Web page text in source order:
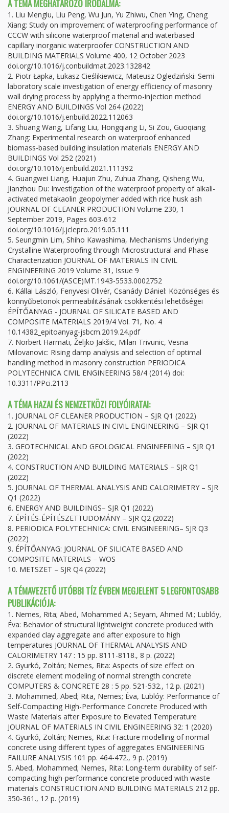
A TÉMA MEGHATÁROZÓ IRODALMA:
1. Liu Menglu, Liu Peng, Wu Jun, Yu Zhiwu, Chen Ying, Cheng
Xiang: Study on improvement of waterproofing performance of
CCCW with silicone waterproof material and waterbased
capillary inorganic waterproofer CONSTRUCTION AND
BUILDING MATERIALS Volume 400, 12 October 2023
doi.org/10.1016/j.conbuildmat.2023.132842
2. Piotr Łapka, Łukasz Cieślikiewicz, Mateusz Ogledziński: Semi-
laboratory scale investigation of energy efficiency of masonry
wall drying process by applying a thermo-injection method
ENERGY AND BUILDINGS Vol 264 (2022)
doi.org/10.1016/j.enbuild.2022.112063
3. Shuang Wang, Lifang Liu, Hongqiang Li, Si Zou, Guoqiang
Zhang: Experimental research on waterproof enhanced
biomass-based building insulation materials ENERGY AND
BUILDINGS Vol 252 (2021)
doi.org/10.1016/j.enbuild.2021.111392
4. Guangwei Liang, Huajun Zhu, Zuhua Zhang, Qisheng Wu,
Jianzhou Du: Investigation of the waterproof property of alkali-
activated metakaolin geopolymer added with rice husk ash
JOURNAL OF CLEANER PRODUCTION Volume 230, 1
September 2019, Pages 603-612
doi.org/10.1016/j.jclepro.2019.05.111
5. Seungmin Lim, Shiho Kawashima, Mechanisms Underlying
Crystalline Waterproofing through Microstructural and Phase
Characterization JOURNAL OF MATERIALS IN CIVIL
ENGINEERING 2019 Volume 31, Issue 9
doi.org/10.1061/(ASCE)MT.1943-5533.0002752
6. Kállai László, Fenyvesi Olivér, Csanády Dániel: Közönséges és
könnyűbetonok permeabilitásának csökkentési lehetőségei
ÉPÍTŐANYAG - JOURNAL OF SILICATE BASED AND
COMPOSITE MATERIALS 2019/4 Vol. 71, No. 4
10.14382_epitoanyag-jsbcm.2019.24.pdf
7. Norbert Harmati, Željko Jakšic, Milan Trivunic, Vesna
Milovanovic: Rising damp analysis and selection of optimal
handling method in masonry construction PERIODICA
POLYTECHNICA CIVIL ENGINEERING 58/4 (2014) doi:
10.3311/PPci.2113
A TÉMA HAZAI ÉS NEMZETKÖZI FOLYÓIRATAI:
1. JOURNAL OF CLEANER PRODUCTION – SJR Q1 (2022)
2. JOURNAL OF MATERIALS IN CIVIL ENGINEERING – SJR Q1
(2022)
3. GEOTECHNICAL AND GEOLOGICAL ENGINEERING – SJR Q1
(2022)
4. CONSTRUCTION AND BUILDING MATERIALS – SJR Q1
(2022)
5. JOURNAL OF THERMAL ANALYSIS AND CALORIMETRY – SJR
Q1 (2022)
6. ENERGY AND BUILDINGS– SJR Q1 (2022)
7. ÉPÍTÉS-ÉPÍTÉSZETTUDOMÁNY – SJR Q2 (2022)
8. PERIODICA POLYTECHNICA: CIVIL ENGINEERING– SJR Q3
(2022)
9. ÉPÍTŐANYAG: JOURNAL OF SILICATE BASED AND
COMPOSITE MATERIALS – WOS
10. METSZET – SJR Q4 (2022)
A TÉMAVEZETŐ UTÓBBI TÍZ ÉVBEN MEGJELENT 5 LEGFONTOSABB
PUBLIKÁCIÓJA:
1. Nemes, Rita; Abed, Mohammed A.; Seyam, Ahmed M.; Lublóy,
Éva: Behavior of structural lightweight concrete produced with
expanded clay aggregate and after exposure to high
temperatures JOURNAL OF THERMAL ANALYSIS AND
CALORIMETRY 147 : 15 pp. 8111-8118., 8 p. (2022)
2. Gyurkó, Zoltán; Nemes, Rita: Aspects of size effect on
discrete element modeling of normal strength concrete
COMPUTERS & CONCRETE 28 : 5 pp. 521-532., 12 p. (2021)
3. Mohammed, Abed; Rita, Nemes; Éva, Lublóy: Performance of
Self-Compacting High-Performance Concrete Produced with
Waste Materials after Exposure to Elevated Temperature
JOURNAL OF MATERIALS IN CIVIL ENGINEERING 32: 1 (2020)
4. Gyurkó, Zoltán; Nemes, Rita: Fracture modelling of normal
concrete using different types of aggregates ENGINEERING
FAILURE ANALYSIS 101 pp. 464-472., 9 p. (2019)
5. Abed, Mohammed; Nemes, Rita: Long-term durability of self-
compacting high-performance concrete produced with waste
materials CONSTRUCTION AND BUILDING MATERIALS 212 pp.
350-361., 12 p. (2019)